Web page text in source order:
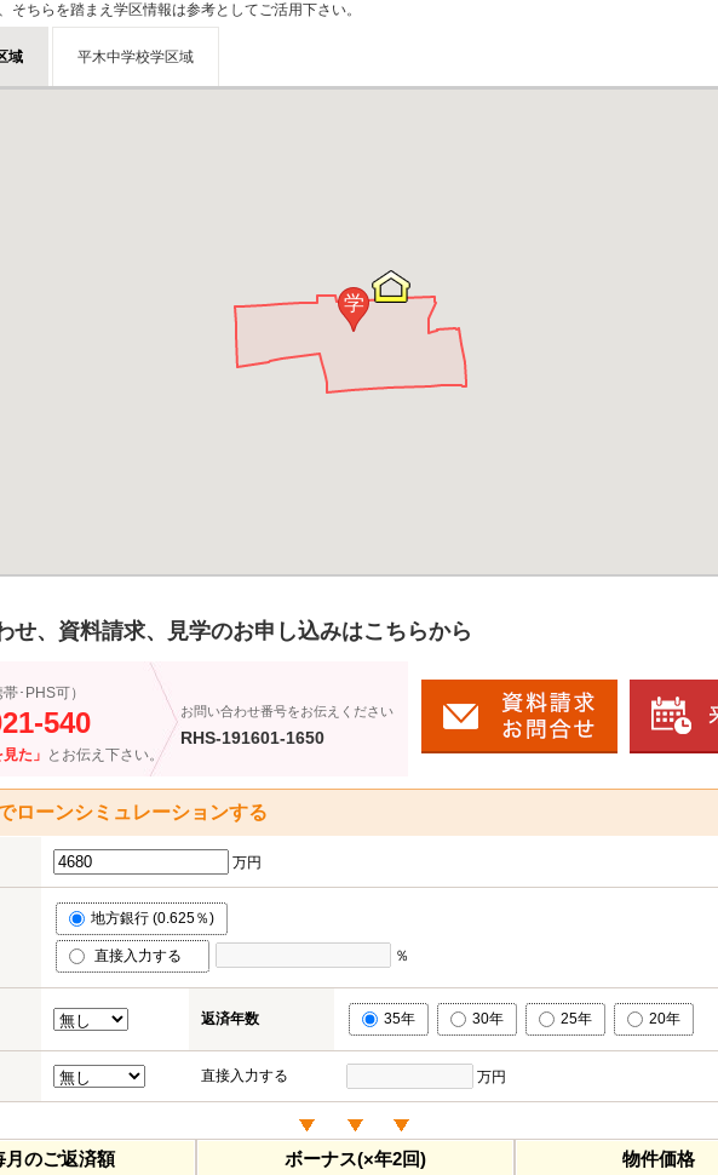
そちらを踏まえ学区情報は参考としてご活用下さい。
域 平木中学校学区域
学
せ、資料請求、見学のお申し込みはこちらから
･PHS可）
540
た」 とお伝え下さい。
お問い合わせ番号をお伝えください
RHS-191601-1650
ローンシミュレーションする
万円
地方銀行 (0.625％)
直接入力する ％
返済年数 35年 30年 25年 20年
直接入力する 万円
月のご返済額 ボーナス(×年2回) 物件価格